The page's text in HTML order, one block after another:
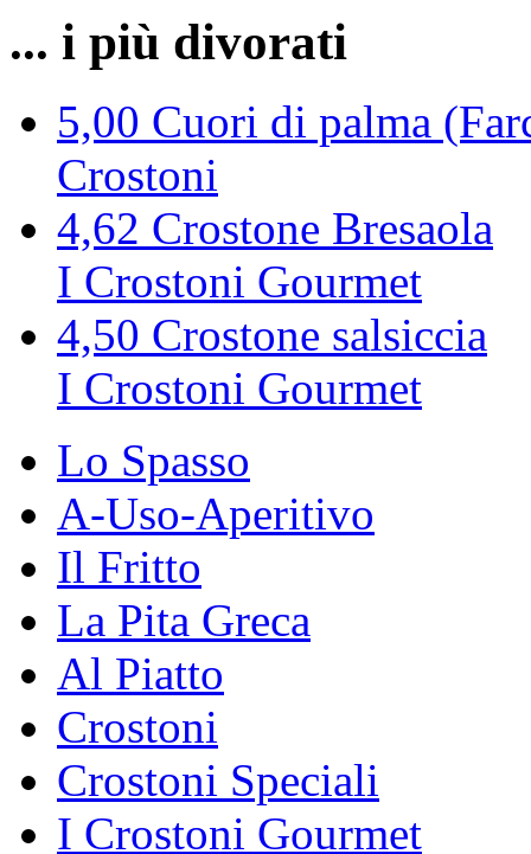
... i più divorati
5,00 Cuori di palma
Crostoni
4,62 Crostone Bresaola
I Crostoni Gourmet
4,50 Crostone salsiccia
I Crostoni Gourmet
Lo Spasso
A-Uso-Aperitivo
Il Fritto
La Pita Greca
Al Piatto
Crostoni
Crostoni Speciali
I Crostoni Gourmet